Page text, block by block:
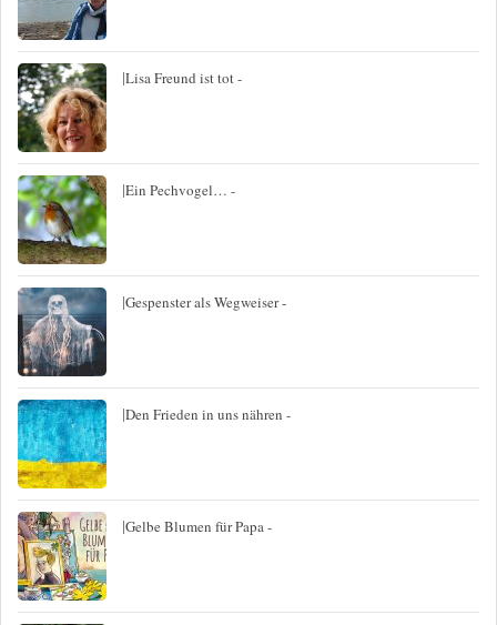
|Lisa Freund ist tot -
|Ein Pechvogel… -
|Gespenster als Wegweiser -
|Den Frieden in uns nähren -
|Gelbe Blumen für Papa -